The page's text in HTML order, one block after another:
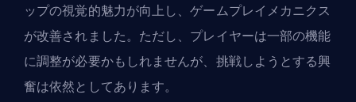
ップの視覚的魅力が向上し、ゲームプレイメカニクス
が改善されました。ただし、プレイヤーは一部の機能
に調整が必要かもしれませんが、挑戦しようとする興
奮は依然としてあります。